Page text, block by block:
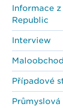
Informace z
Republic
Interview
Maloobchod
Případové